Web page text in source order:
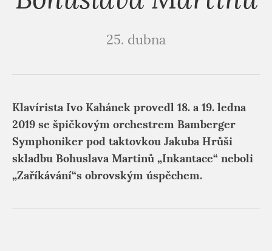
25. dubna
Klavírista Ivo Kahánek provedl 18. a 19. ledna
2019 se špičkovým orchestrem Bamberger
Symphoniker pod taktovkou Jakuba Hrůši
skladbu Bohuslava Martinů „Inkantace“ neboli
„Zaříkávání“s obrovským úspěchem.